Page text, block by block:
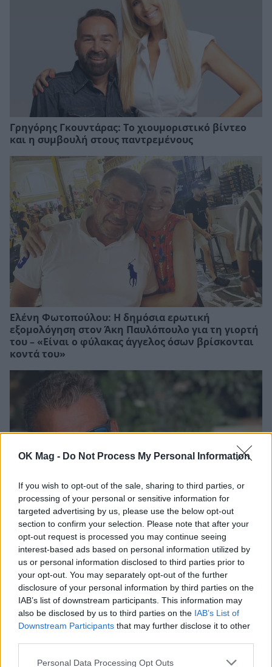
OK Mag - Do Not Process My Personal Information
If you wish to opt-out of the sale, sharing to third parties, or
processing of your personal or sensitive information for
targeted advertising by us, please use the below opt-out
section to confirm your selection. Please note that after your
opt-out request is processed you may continue seeing
interest-based ads based on personal information utilized by
us or personal information disclosed to third parties prior to
your opt-out. You may separately opt-out of the further
disclosure of your personal information by third parties on the
IAB’s list of downstream participants. This information may
also be disclosed by us to third parties on the IAB’s List of
Downstream Participants that may further disclose it to other
Personal Data Processing Opt Outs
Γρηγόρης Γκουντάρας: Το χιουμοριστικό βίντεο
και η συμβουλή στους παντρεμένους
Ελένη Φωτοπούλου: Η δημόσια ερωτική
εξομολόγηση στον Άκη Παυλόπουλο για τη γιορτή
του – «Είναι ο φύλακας άγγελος όσων βρίσκονται
κοντά του»
Γιώργος Λιάγκας: Ο καλοκαιρινός απολογισμός και
το αισιόδοξο μήνυμα